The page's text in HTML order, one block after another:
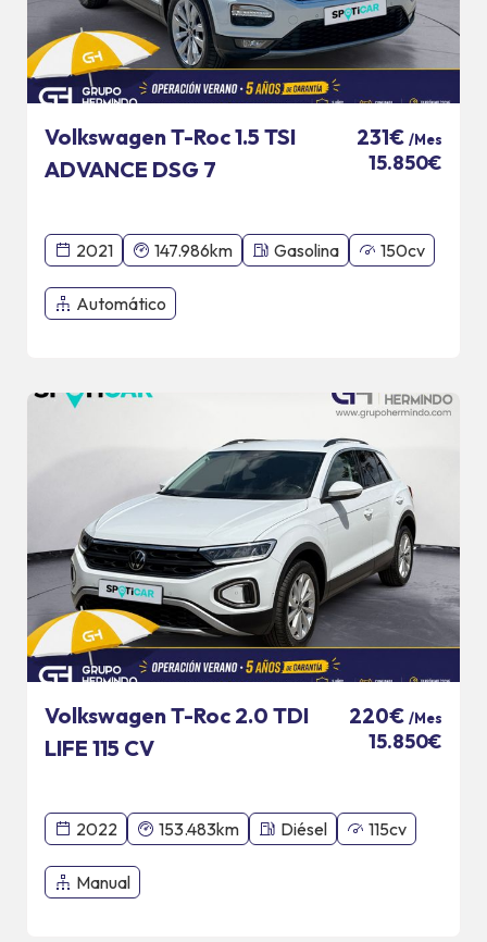
Volkswagen T-Roc 1.5 TSI
ADVANCE DSG 7
231€ /Mes
15.850€
2021 147.986km Gasolina 150cv
Automático
Volkswagen T-Roc 2.0 TDI
LIFE 115 CV
220€ /Mes
15.850€
2022 153.483km Diésel 115cv
Manual